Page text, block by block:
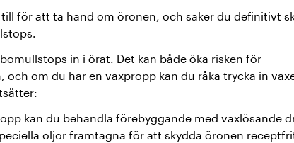
för att ta hand om öronen, och saker du definitivt
in i örat. Det kan både öka risken för
om du har en vaxpropp kan du råka trycka in
kan du behandla förebyggande med vaxlösande
oljor framtagna för att skydda öronen